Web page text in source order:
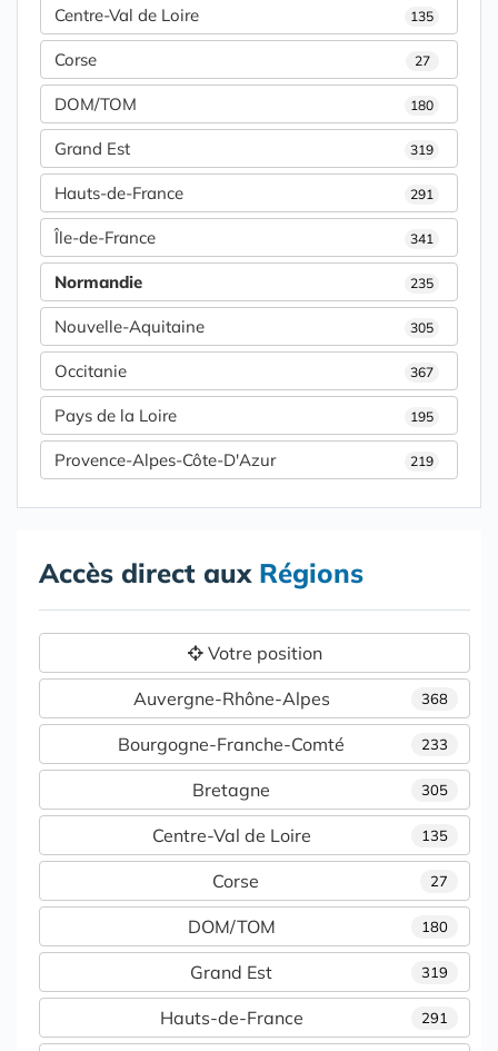
Centre-Val de Loire 135
Corse 27
DOM/TOM 180
Grand Est 319
Hauts-de-France 291
Île-de-France 341
Normandie 235
Nouvelle-Aquitaine 305
Occitanie 367
Pays de la Loire 195
Provence-Alpes-Côte-D'Azur 219
Accès direct aux Régions
Votre position
368
Auvergne-Rhône-Alpes
233
Bourgogne-Franche-Comté
305
Bretagne
135
Centre-Val de Loire
27
Corse
180
DOM/TOM
319
Grand Est
291
Hauts-de-France